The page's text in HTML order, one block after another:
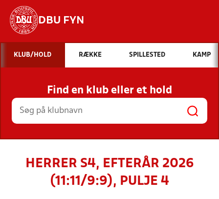
DBU FYN
Hvad vil du søge efter?
INDHOLD OG NYHEDER
STILLINGER, RESULTATER, KLUBBER OG
HOLD
KLUB/HOLD RÆKKE SPILLESTED KAMP
Find en klub eller et hold
HERRER S4, EFTERÅR 2026
(11:11/9:9), PULJE 4